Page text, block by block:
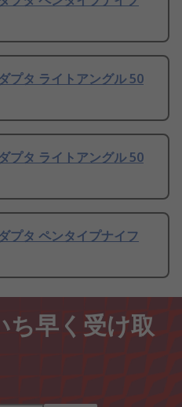
プタ ライトアングル 50
プタ ライトアングル 50
プタ ペンタイプナイフ
ち早く受け取